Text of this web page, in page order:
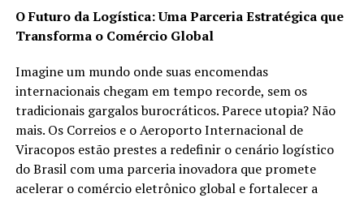
O Futuro da Logística: Uma Parceria Estratégica que
Transforma o Comércio Global
Imagine um mundo onde suas encomendas
internacionais chegam em tempo recorde, sem os
tradicionais gargalos burocráticos. Parece utopia? Não
mais. Os Correios e o Aeroporto Internacional de
Viracopos estão prestes a redefinir o cenário logístico
do Brasil com uma parceria inovadora que promete
acelerar o comércio eletrônico global e fortalecer a